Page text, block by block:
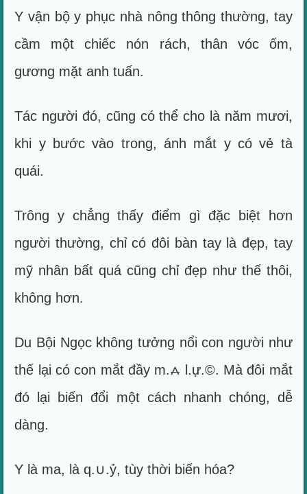
Y vận bộ y phục nhà nông thông thường, tay
cầm một chiếc nón rách, thân vóc ốm,
gương mặt anh tuấn.
Tác người đó, cũng có thể cho là năm mươi,
khi y bước vào trong, ánh mắt y có vẻ tà
quái.
Trông y chẳng thấy điểm gì đặc biệt hơn
người thường, chỉ có đôi bàn tay là đẹp, tay
mỹ nhân bất quá cũng chỉ đẹp như thế thôi,
không hơn.
Du Bội Ngọc không tưởng nổi con người như
thế lại có con mắt đầy m.⩜ l.ự.©. Mà đôi mắt
đó lại biến đổi một cách nhanh chóng, dễ
dàng.
Y là ma, là q.∪.ỷ, tùy thời biến hóa?